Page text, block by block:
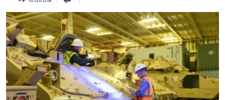
ข้าม
ไป
การ
ค้นหา
วิทยาศาสตร์
สังคมและสุขภาพ
ไลฟ์สไตล์
ตรวจสอบข่าว
เรียนรู้ภาษาอังกฤษ